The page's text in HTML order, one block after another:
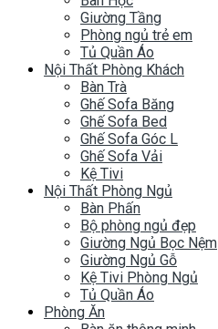
Giường Tầng
Phòng ngủ trẻ em
Tủ Quần Áo
Nội Thất Phòng Khách
Bàn Trà
Ghế Sofa Băng
Ghế Sofa Bed
Ghế Sofa Góc L
Ghế Sofa Vải
Kệ Tivi
Nội Thất Phòng Ngủ
Bàn Phấn
Bộ phòng ngủ đẹp
Giường Ngủ Bọc Nệm
Giường Ngủ Gỗ
Kệ Tivi Phòng Ngủ
Tủ Quần Áo
Phòng Ăn